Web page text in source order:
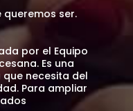
queremos ser.
por el Equipo
Es una
necesita del
Para ampliar